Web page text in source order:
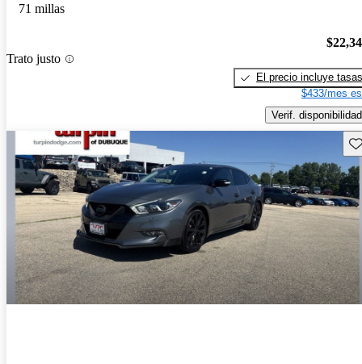
71 millas
Trato justo
El precio incluye tasas
$433/mes
Verif. disponibilidad